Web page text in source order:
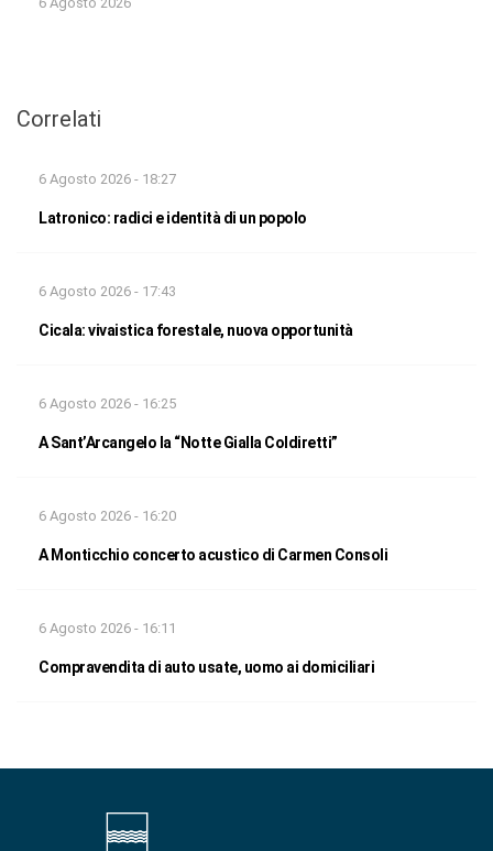
Correlati
6 Agosto 2026 - 18:27
Latronico: radici e identità di un popolo
6 Agosto 2026 - 17:43
Cicala: vivaistica forestale, nuova opportunità
6 Agosto 2026 - 16:25
A Sant’Arcangelo la “Notte Gialla Coldiretti”
6 Agosto 2026 - 16:20
A Monticchio concerto acustico di Carmen Consoli
6 Agosto 2026 - 16:11
Compravendita di auto usate, uomo ai domiciliari